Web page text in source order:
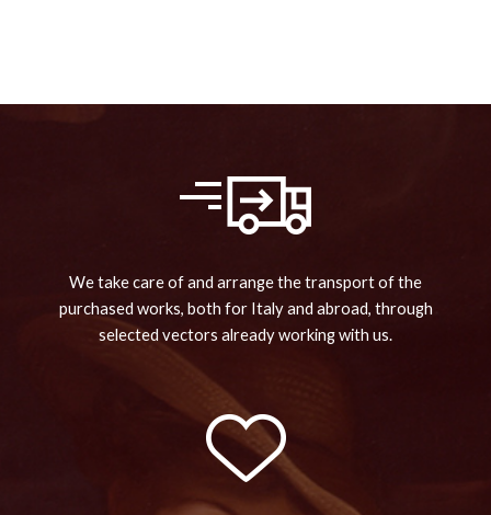
We take care of and arrange the transport of the
purchased works, both for Italy and abroad, through
selected vectors already working with us.